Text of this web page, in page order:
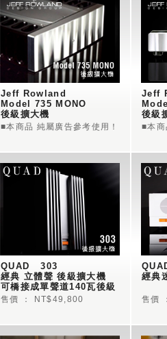
Jeff Rowland
Model 735 MONO
後級擴大機
■本商品 純屬廣告參考使用！
Jeff
後級
■本
QUAD   303
經典 立體聲 後級擴大機
售價 ： NT$49,800
經典
售價